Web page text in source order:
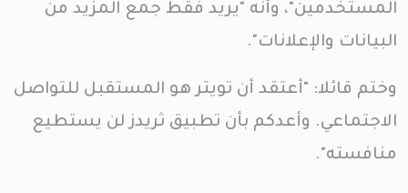
المستخدمين"، وأنه "يريد فقط جمع المزيد من
البيانات والإعلانات".
وختم قائلا: "أعتقد أن تويتر هو المستقبل للتواصل
الاجتماعي. وأعدكم بأن تطبيق ثريدز لن يستطيع
منافسته".